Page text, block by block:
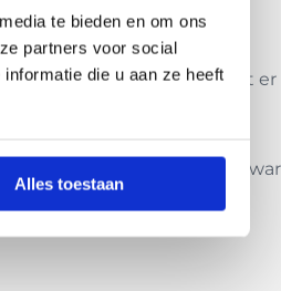
te bieden en om ons
partners voor social
die u aan ze heeft
Alles toestaan
Bovendien wordt
als dranken tot 6 uur